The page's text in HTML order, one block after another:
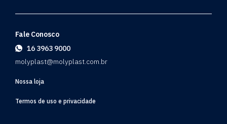
Nossa loja
Termos de uso e privacidade
Fale Conosco
16 3963 9000
molyplast@molyplast.com.br